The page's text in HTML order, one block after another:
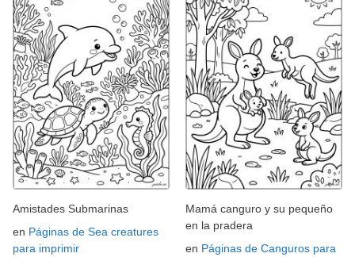
Amistades Submarinas
en Páginas de Sea creatures
para imprimir
Mamá canguro y su pequeño
en la pradera
en Páginas de Canguros para